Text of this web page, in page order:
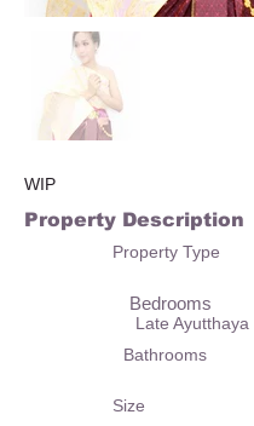
WIP
Property Description
Property Type
Bedrooms
Late Ayutthaya
Bathrooms
Size